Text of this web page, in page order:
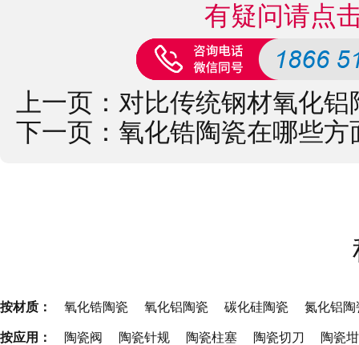
有疑问请点
上一页： 对比传统钢材氧化
下一页： 氧化锆陶瓷在哪些
按材质： 氧化锆陶瓷 氧化铝陶瓷 碳化硅陶瓷 氮化铝陶
按应用： 陶瓷阀 陶瓷针规 陶瓷柱塞 陶瓷切刀 陶瓷